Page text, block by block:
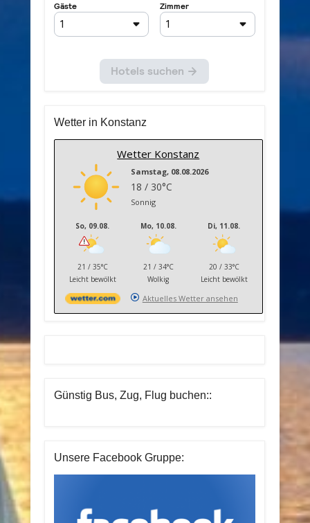
Wetter in Konstanz
Wetter Konstanz
Samstag, 08.08.2026
18 / 30°C
Sonnig
So, 09.08.
21 / 35°C
Leicht bewölkt
Mo, 10.08.
21 / 34°C
Wolkig
Di, 11.08.
20 / 33°C
Leicht bewölkt
Aktuelles Wetter ansehen
Günstig Bus, Zug, Flug buchen::
Unsere Facebook Gruppe: